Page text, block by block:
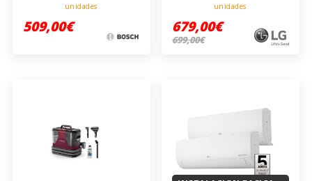
unidades
509,00€
unidades
679,00€
699,00€